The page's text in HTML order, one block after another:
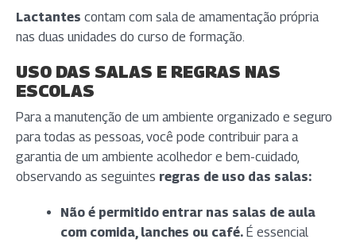
Lactantes contam com sala de amamentação própria
nas duas unidades do curso de formação.
USO DAS SALAS E REGRAS NAS
ESCOLAS
Para a manutenção de um ambiente organizado e seguro
para todas as pessoas, você pode contribuir para a
garantia de um ambiente acolhedor e bem-cuidado,
observando as seguintes regras de uso das salas:
Não é permitido entrar nas salas de aula
com comida, lanches ou café. É essencial